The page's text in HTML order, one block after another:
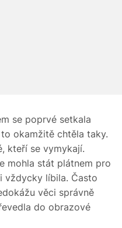
se poprvé setkala
okamžitě chtěla taky.
kteří se vymykají.
mohla stát plátnem pro
vždycky líbila. Často
věci správně
do obrazové